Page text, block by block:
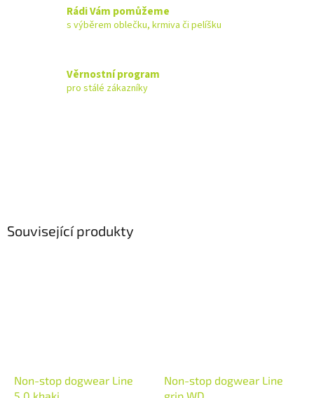
Rádi Vám pomůžeme
s výběrem oblečku, krmiva či pelíšku
Věrnostní program
pro stálé zákazníky
Související produkty
Non-stop dogwear Line
5.0 khaki
Non-stop dogwear Line
grip WD